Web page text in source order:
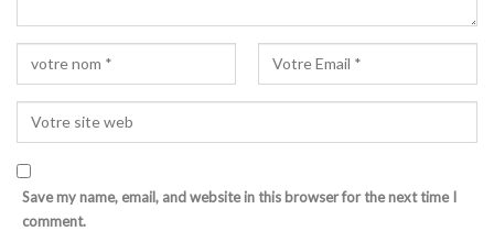
Save my name, email, and website in this browser for the next time I
comment.